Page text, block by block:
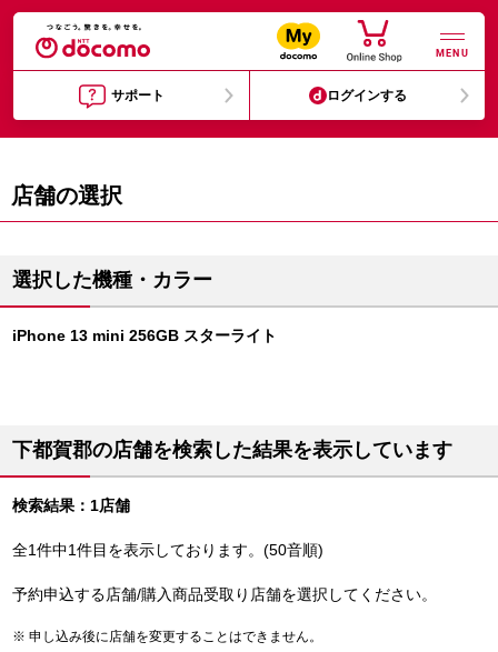
MENU
サポート ログインする
店舗の選択
選択した機種・カラー
iPhone 13 mini 256GB スターライト
下都賀郡の店舗を検索した結果を表示しています
検索結果：1店舗
全1件中1件目を表示しております。(50音順)
予約申込する店舗/購入商品受取り店舗を選択してください。
申し込み後に店舗を変更することはできません。